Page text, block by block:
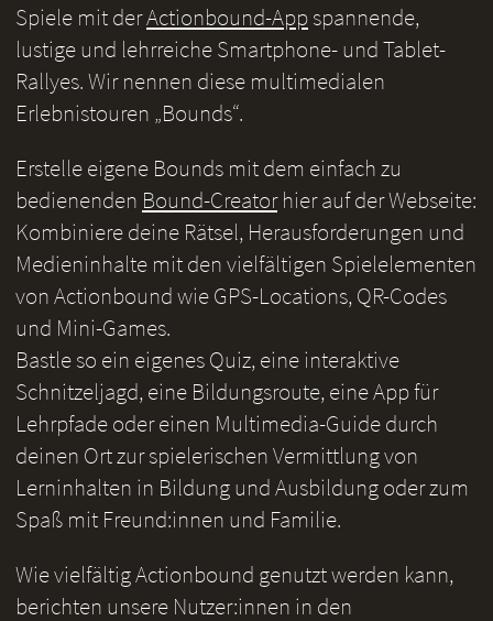
Spiele mit derActionbound-Appspannende,
lustige und lehrreiche Smartphone- und Tablet-
Rallyes. Wir nennen diese multimedialen
Erlebnistouren „Bounds“.
Erstelle eigene Bounds mit dem einfach zu
bedienenden Bound-Creatorhier auf der Webseite:
Kombiniere deine Rätsel, Herausforderungen und
Medieninhalte mit den vielfältigen Spielelementen
von Actionbound wie GPS-Locations, QR-Codes
und Mini-Games.
Bastle so ein eigenes Quiz, eine interaktive
Schnitzeljagd, eine Bildungsroute, eine App für
Lehrpfade oder einen Multimedia-Guide durch
deinen Ort zur spielerischen Vermittlung von
Lerninhalten in Bildung und Ausbildung oder zum
Spaß mit Freund:innen und Familie.
Wie vielfältig Actionbound genutzt werden kann,
berichten unsere Nutzer:innen in den